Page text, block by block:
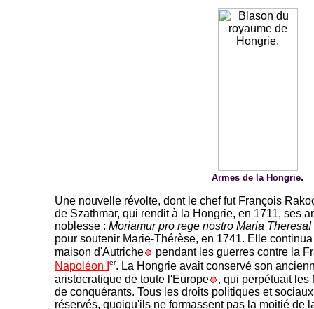
Armes de la Hongrie.
Une nouvelle révolte, dont le chef fut François
de Szathmar, qui rendit à la Hongrie, en 1711, ses
noblesse : Moriamur pro rege nostro Maria Theresa!
pour soutenir Marie-Thérèse, en 1741. Elle
maison d'Autriche
pendant les guerres contre la
Napoléon I
er. La Hongrie avait conservé son
aristocratique de toute l'Europe
, qui perpétuait les
de conquérants. Tous les droits politiques et
réservés, quoiqu'ils ne formassent pas la moitié de